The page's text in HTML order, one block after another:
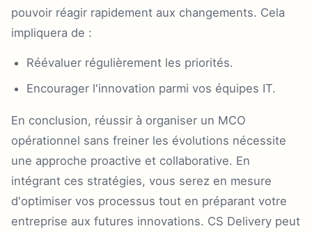
pouvoir réagir rapidement aux changements. Cela
impliquera de :
Réévaluer régulièrement les priorités.
Encourager l'innovation parmi vos équipes IT.
En conclusion, réussir à organiser un MCO
opérationnel sans freiner les évolutions nécessite
une approche proactive et collaborative. En
intégrant ces stratégies, vous serez en mesure
d'optimiser vos processus tout en préparant votre
entreprise aux futures innovations. CS Delivery peut